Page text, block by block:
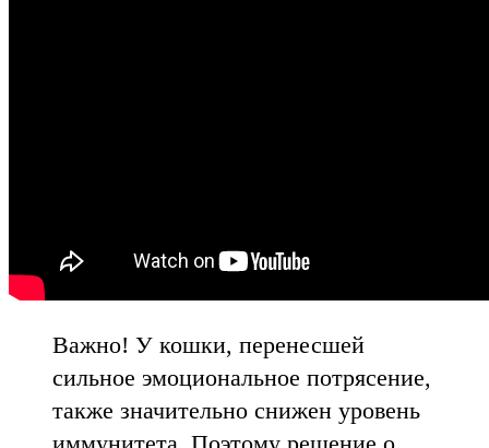
Важно! У кошки, перенесшей
сильное эмоциональное потрясение,
также значительно снижен уровень